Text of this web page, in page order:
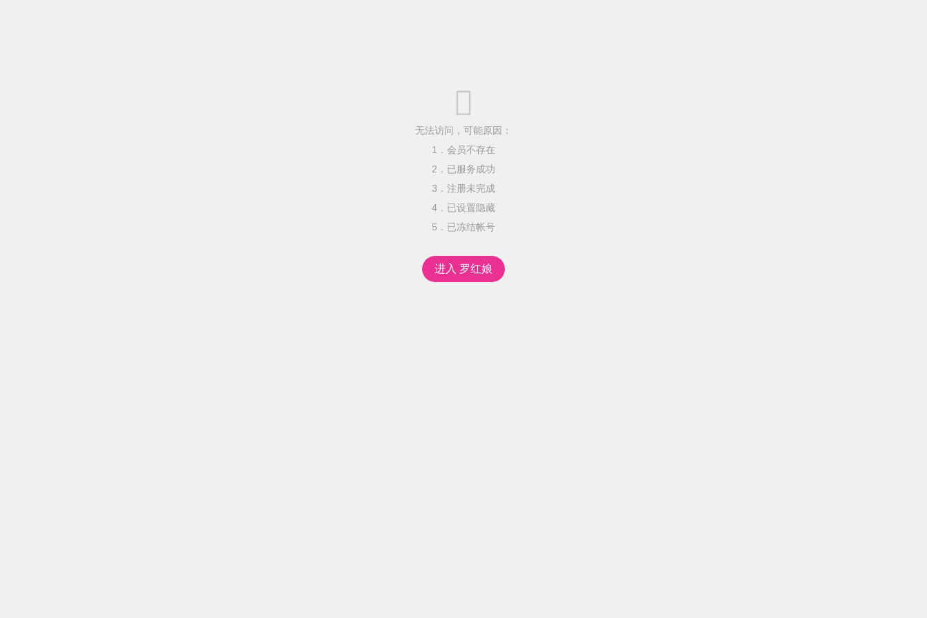

无法访问，可能原因：
1．会员不存在
2．已服务成功
3．注册未完成
4．已设置隐藏
5．已冻结帐号
进入 罗红娘